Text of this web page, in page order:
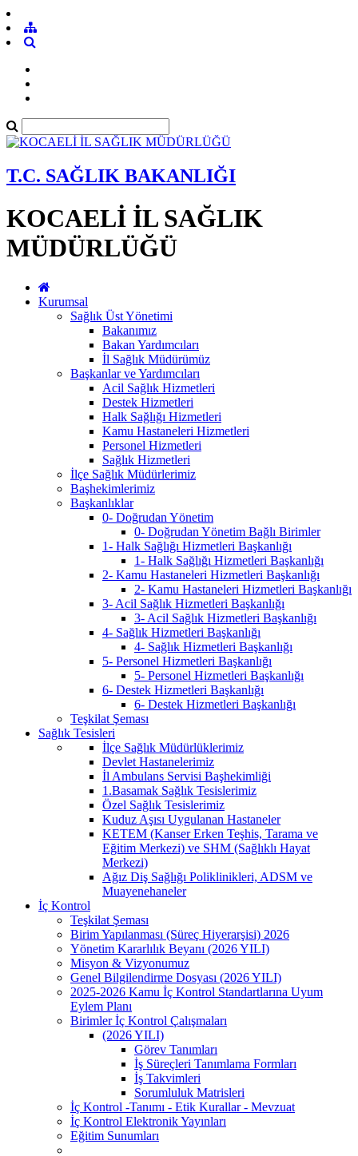
T.C. SAĞLIK BAKANLIĞI
KOCAELİ İL SAĞLIK
MÜDÜRLÜĞÜ
Kurumsal
Sağlık Üst Yönetimi
Bakanımız
Bakan Yardımcıları
İl Sağlık Müdürümüz
Başkanlar ve Yardımcıları
Acil Sağlık Hizmetleri
Destek Hizmetleri
Halk Sağlığı Hizmetleri
Kamu Hastaneleri Hizmetleri
Personel Hizmetleri
Sağlık Hizmetleri
İlçe Sağlık Müdürlerimiz
Başhekimlerimiz
Başkanlıklar
0- Doğrudan Yönetim
0- Doğrudan Yönetim Bağlı Birimler
1- Halk Sağlığı Hizmetleri Başkanlığı
1- Halk Sağlığı Hizmetleri Başkanlığı
2- Kamu Hastaneleri Hizmetleri Başkanlığı
2- Kamu Hastaneleri Hizmetleri Başkanlığı
3- Acil Sağlık Hizmetleri Başkanlığı
3- Acil Sağlık Hizmetleri Başkanlığı
4- Sağlık Hizmetleri Başkanlığı
4- Sağlık Hizmetleri Başkanlığı
5- Personel Hizmetleri Başkanlığı
5- Personel Hizmetleri Başkanlığı
6- Destek Hizmetleri Başkanlığı
6- Destek Hizmetleri Başkanlığı
Teşkilat Şeması
Sağlık Tesisleri
İlçe Sağlık Müdürlüklerimiz
Devlet Hastanelerimiz
İl Ambulans Servisi Başhekimliği
1.Basamak Sağlık Tesislerimiz
Özel Sağlık Tesislerimiz
Kuduz Aşısı Uygulanan Hastaneler
KETEM (Kanser Erken Teşhis, Tarama ve
Eğitim Merkezi) ve SHM (Sağlıklı Hayat
Merkezi)
Ağız Diş Sağlığı Poliklinikleri, ADSM ve
Muayenehaneler
İç Kontrol
Teşkilat Şeması
Birim Yapılanması (Süreç Hiyerarşisi) 2026
Yönetim Kararlılık Beyanı (2026 YILI)
Misyon & Vizyonumuz
Genel Bilgilendirme Dosyası (2026 YILI)
2025-2026 Kamu İç Kontrol Standartlarına Uyum
Eylem Planı
Birimler İç Kontrol Çalışmaları
(2026 YILI)
Görev Tanımları
İş Süreçleri Tanımlama Formları
İş Takvimleri
Sorumluluk Matrisleri
İç Kontrol -Tanımı - Etik Kurallar - Mevzuat
İç Kontrol Elektronik Yayınları
Eğitim Sunumları